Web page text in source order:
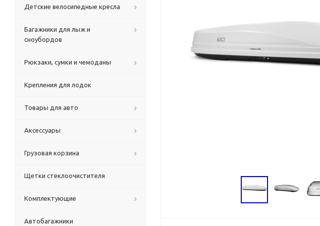
Детские велосипедные кресла
Багажники для лыж и
сноубордов
Рюкзаки, сумки и чемоданы
Крепления для лодок
Товары для авто
Аксессуары
Грузовая корзина
Щетки стеклоочистителя
Комплектующие
Автобагажники